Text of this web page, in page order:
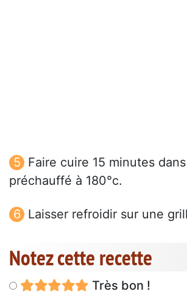
Faire cuire 15 minutes
préchauffé à 180°c.
Laisser refroidir sur une
Notez cette recette
Très bon !